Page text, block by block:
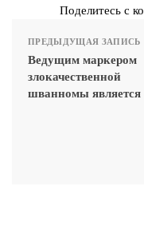
Поделитесь с
ПРЕДЫДУЩАЯ ЗАПИСЬ
Ведущим маркером
злокачественной
шванномы является